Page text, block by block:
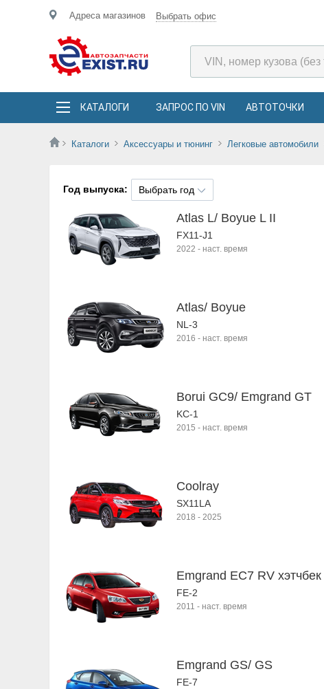
Адреса магазинов Выбрать офис
КАТАЛОГИ ЗАПРОС ПО VIN АВТОТОЧКИ
Каталоги Аксессуары и тюнинг Легковые автомобили
Год выпуска: Выбрать год
Atlas L/ Boyue L II
FX11-J1
2022 - наст. время
Atlas/ Boyue
NL-3
2016 - наст. время
Borui GC9/ Emgrand GT
KC-1
2015 - наст. время
Coolray
SX11LA
2018 - 2025
Emgrand EC7 RV хэтчбек
FE-2
2011 - наст. время
Emgrand GS/ GS
FE-7